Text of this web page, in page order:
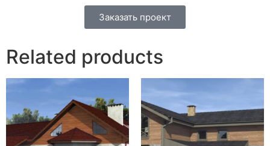
Заказать проект
Related products